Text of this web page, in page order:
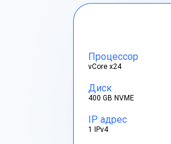
Процессор
vCore x24
Диск
400 GB NVME
IP адрес
1 IPv4